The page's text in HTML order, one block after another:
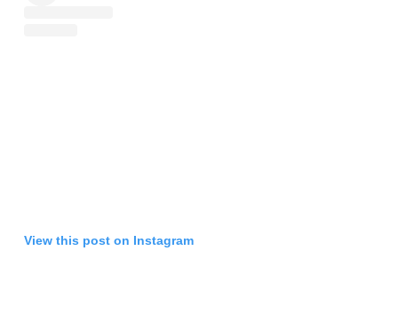
View this post on Instagram